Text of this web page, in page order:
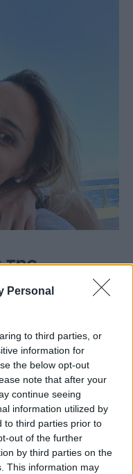
Personal
to third parties, or
information for
the below opt-out
note that after your
continue seeing
information utilized by
to third parties prior to
out of the further
by third parties on the
This information may
της
με τον
Εγώ είμαι πιο
σκέψεις για τη
Έλεγα “είναι
θα περάσουμε,
δεν μπορώ να
του, εγώ
όμως.